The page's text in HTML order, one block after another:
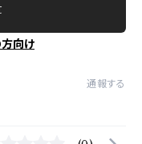
向け
通報する